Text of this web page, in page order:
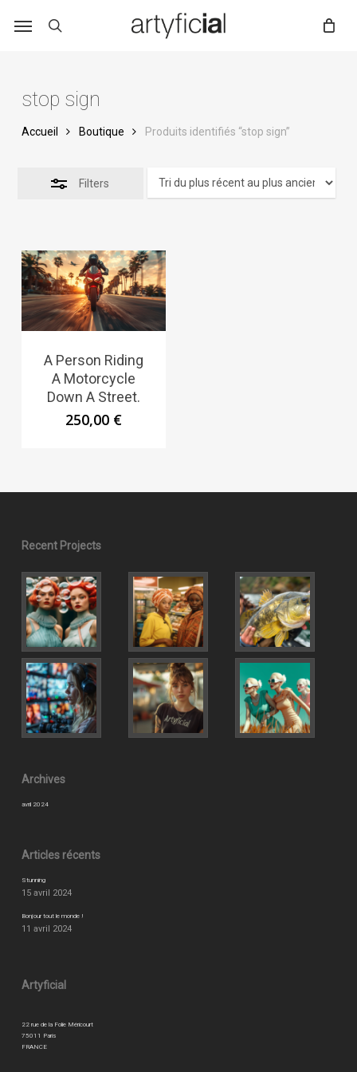
stop sign
Accueil Boutique Produits identifiés “stop sign”
Filters
A Person Riding
A Motorcycle
Down A Street.
250,00 €
Recent Projects
Archives
avril 2024
Articles récents
Stunning
15 avril 2024
Bonjour tout le monde !
11 avril 2024
Artyficial
22 rue de la Folie Méricourt
75011 Paris
FRANCE